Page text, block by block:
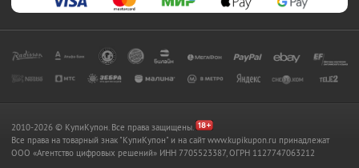
2010-2026 © КупиКупон. Все права защищены.
Все права на товарный знак "КупиКупон" и на сайт www.kupikupon.ru принадлежат
OOO «Агентство цифровых решений» ИНН 7705523387, ОГРН 1127747063212